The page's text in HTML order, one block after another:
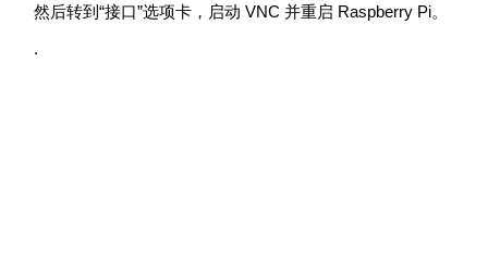
然后转到“接口”选项卡，启动 VNC 并重启 Raspberry Pi。
.